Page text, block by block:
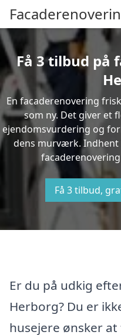
Få 3 tilbud på
En facaderenovering
som ny. Det giver et
ejendomsvurdering og
dens murværk.
Få 3 tilbud,
Er du på udkig
Herborg? Du er
husejere ønsker